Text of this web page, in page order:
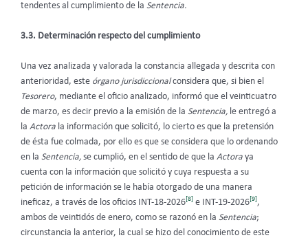
tendentes al cumplimiento de la Sentencia.
3.3. Determinación respecto del cumplimiento
Una vez analizada y valorada la constancia allegada y descrita con
anterioridad, este órgano jurisdiccionalconsidera que, si bien el
Tesorero, mediante el oficio analizado, informó que el veinticuatro
de marzo, es decir previo a la emisión de la Sentencia, le entregó a
la Actora la información que solicitó, lo cierto es que la pretensión
de ésta fue colmada, por ello es que se considera que lo ordenando
en la Sentencia, se cumplió, en el sentido de que la Actora ya
cuenta con la información que solicitó y cuya respuesta a su
petición de información se le había otorgado de una manera
ineficaz, a través de los oficios INT-18-2026 [8] e INT-19-2026 [9] ,
ambos de veintidós de enero, como se razonó en la Sentencia;
circunstancia la anterior, la cual se hizo del conocimiento de este